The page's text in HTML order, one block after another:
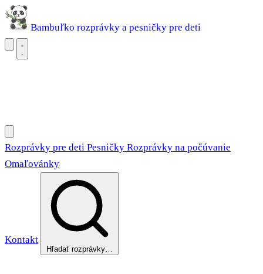
Bambuľko rozprávky a pesničky pre deti
Rozprávky pre deti Pesničky Rozprávky na počúvanie
Omaľovánky
Kontakt
Hľadať rozprávky…